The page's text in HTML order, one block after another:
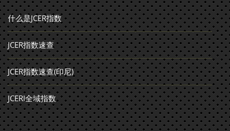
什么是JCER指数
JCER指数速查
JCER指数速查(印尼)
JCERI全域指数